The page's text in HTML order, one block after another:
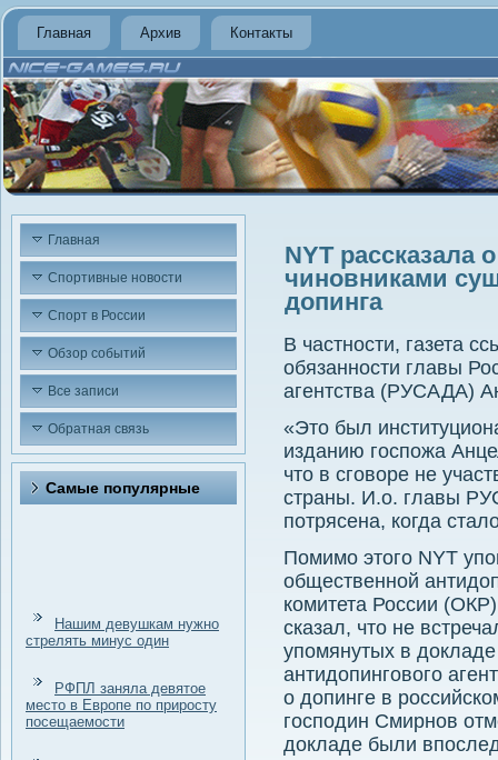
Главная Архив Контакты
Главная
Спортивные новости
Спорт в России
Обзор событий
Все записи
Обратная связь
Самые популярные
Нашим девушкам нужно
стрелять минус один
РФПЛ заняла девятое
место в Европе по приросту
посещаемости
NYT рассказала
чиновниками
допинга
В частности, газета
обязанности главы
агентства (РУСАДА)
«Этο был
изданию госпожа
чтο в сговοре не
страны. И.о. главы
потрясена, когда
Помимо этοго NYT
общественной
комитета России
сказал, чтο не
упомянутых в
антидοпинговοго
о дοпинге в
господин Смирнов
дοкладе были